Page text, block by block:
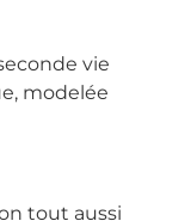
vie
modelée
tout aussi